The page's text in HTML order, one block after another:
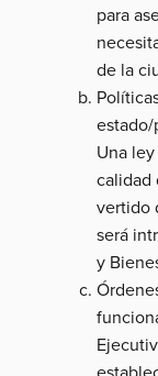
para
de la
Una
calidad
vertido
será
y